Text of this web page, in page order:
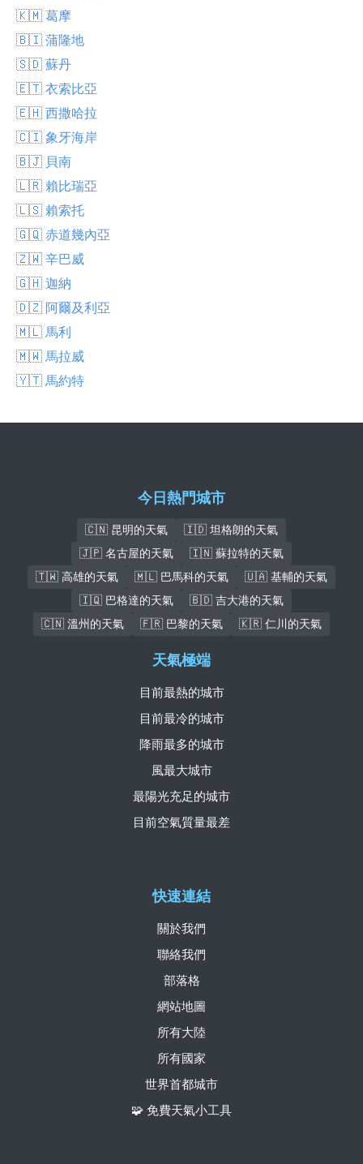
🇰🇲 葛摩
🇧🇮 蒲隆地
🇸🇩 蘇丹
🇪🇹 衣索比亞
🇪🇭 西撒哈拉
🇨🇮 象牙海岸
🇧🇯 貝南
🇱🇷 賴比瑞亞
🇱🇸 賴索托
🇬🇶 赤道幾內亞
🇿🇼 辛巴威
🇬🇭 迦納
🇩🇿 阿爾及利亞
🇲🇱 馬利
🇲🇼 馬拉威
🇾🇹 馬約特
今日熱門城市
🇨🇳 昆明的天氣
🇮🇩 坦格朗的天氣
🇯🇵 名古屋的天氣
🇮🇳 蘇拉特的天氣
🇹🇼 高雄的天氣
🇲🇱 巴馬科的天氣
🇺🇦 基輔的天氣
🇮🇶 巴格達的天氣
🇧🇩 吉大港的天氣
🇨🇳 溫州的天氣
🇫🇷 巴黎的天氣 🇰🇷 仁川的天氣
快速連結
關於我們
聯絡我們
部落格
網站地圖
所有大陸
所有國家
世界首都城市
🧩 免費天氣小工具
天氣極端
目前最熱的城市
目前最冷的城市
降雨最多的城市
風最大城市
最陽光充足的城市
目前空氣質量最差